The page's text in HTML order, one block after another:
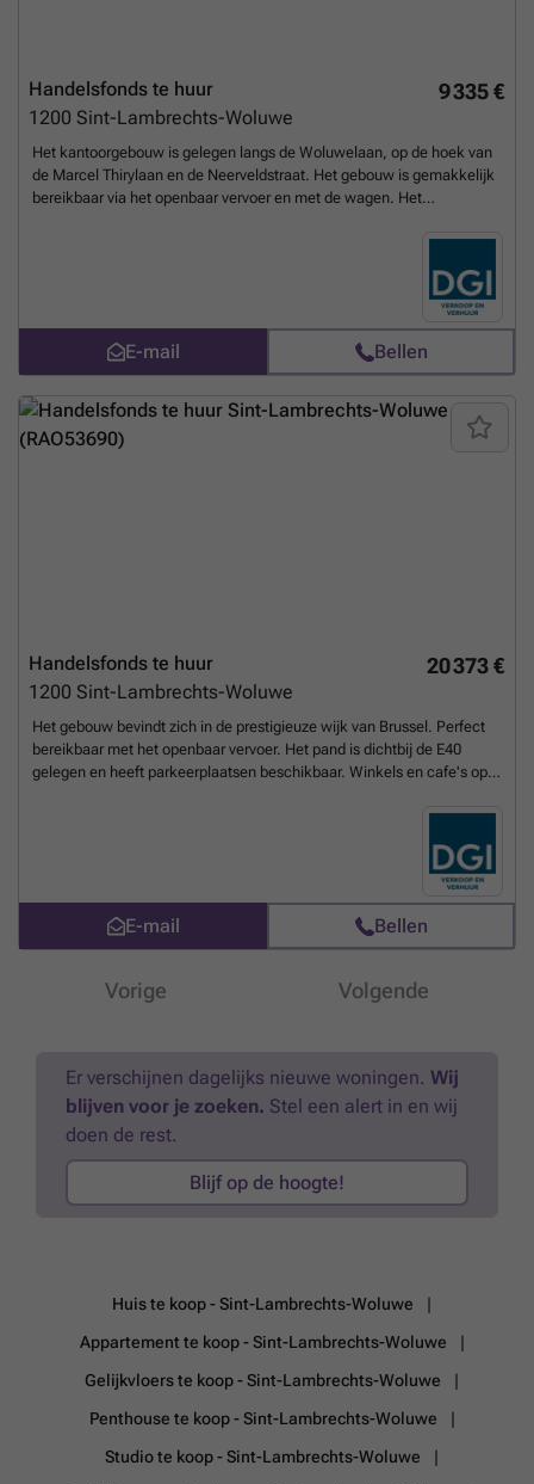
9 335 €
Handelsfonds te huur
1200 Sint-Lambrechts-Woluwe
Het kantoorgebouw is gelegen langs de Woluwelaan, op de hoek van
de Marcel Thirylaan en de Neerveldstraat. Het gebouw is gemakkelijk
bereikbaar via het openbaar vervoer en met de wagen. Het
E-mail Bellen
20 373 €
Handelsfonds te huur
1200 Sint-Lambrechts-Woluwe
Het gebouw bevindt zich in de prestigieuze wijk van Brussel. Perfect
bereikbaar met het openbaar vervoer. Het pand is dichtbij de E40
gelegen en heeft parkeerplaatsen beschikbaar. Winkels en cafe's op
E-mail Bellen
Vorige Volgende
Er verschijnen dagelijks nieuwe woningen. Wij
blijven voor je zoeken. Stel een alert in en wij
doen de rest.
Blijf op de hoogte!
Huis te koop - Sint-Lambrechts-Woluwe
Appartement te koop - Sint-Lambrechts-Woluwe
Gelijkvloers te koop - Sint-Lambrechts-Woluwe
Penthouse te koop - Sint-Lambrechts-Woluwe
Studio te koop - Sint-Lambrechts-Woluwe